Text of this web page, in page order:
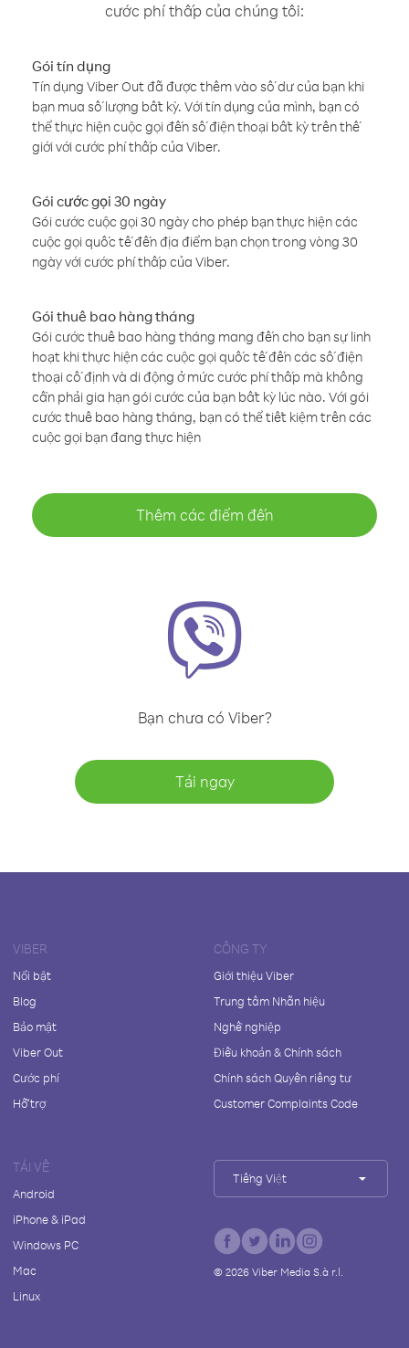
cước phí thấp của chúng tôi:
Gói tín dụng
Tín dụng Viber Out đã được thêm vào số dư của bạn khi
bạn mua số lượng bất kỳ. Với tín dụng của mình, bạn có
thể thực hiện cuộc gọi đến số điện thoại bất kỳ trên thế
giới với cước phí thấp của Viber.
Gói cước gọi 30 ngày
Gói cước cuộc gọi 30 ngày cho phép bạn thực hiện các
cuộc gọi quốc tế đến địa điểm bạn chọn trong vòng 30
ngày với cước phí thấp của Viber.
Gói thuê bao hàng tháng
Gói cước thuê bao hàng tháng mang đến cho bạn sự linh
hoạt khi thực hiện các cuộc gọi quốc tế đến các số điện
thoại cố định và di động ở mức cước phí thấp mà không
cần phải gia hạn gói cước của bạn bất kỳ lúc nào. Với gói
cước thuê bao hàng tháng, bạn có thể tiết kiệm trên các
cuộc gọi bạn đang thực hiện
Thêm các điểm đến
Bạn chưa có Viber?
Tải ngay
VIBER
Nổi bật
Blog
Bảo mật
Viber Out
Cước phí
Hỗ trợ
CÔNG TY
Giới thiệu Viber
Trung tâm Nhãn hiệu
Nghề nghiệp
Điều khoản & Chính sách
Chính sách Quyền riêng tư
Customer Complaints Code
TẢI VỀ
Android
iPhone & iPad
Windows PC
Mac
Linux
Tiếng Việt
© 2026Viber Media S.à r.l.